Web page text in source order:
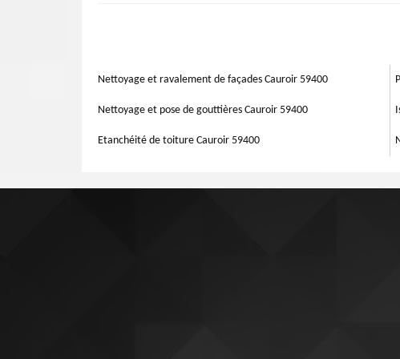
votre disposition sur tous ce qui concerne vos besoins dans le
professionnel Artisan Lemoine 59 qui se situe à Cauroir dans le
Nettoyage et ravalement de façades Cauroir 59400
Nettoyage et pose de gouttières Cauroir 59400
Etanchéité de toiture Cauroir 59400